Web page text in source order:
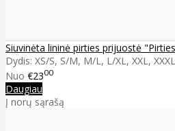
Siuvinėta lininė pirties prijuostė
Dydis: XS/S, S/M, M/L, L/XL, XXL,
Nuo €2300
Daugiau
Į norų sąrašą